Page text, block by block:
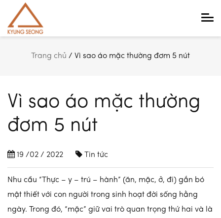
Main Navigation
Trang chủ / Vì sao áo mặc thường đơm 5 nút
Vì sao áo mặc thường
đơm 5 nút
19 /02 / 2022 Tin tức
Nhu cầu “Thực – y – trú – hành” (ăn, mặc, ở, đi) gắn bó
mật thiết với con người trong sinh hoạt đời sống hằng
ngày. Trong đó, “mặc” giữ vai trò quan trọng thứ hai và là